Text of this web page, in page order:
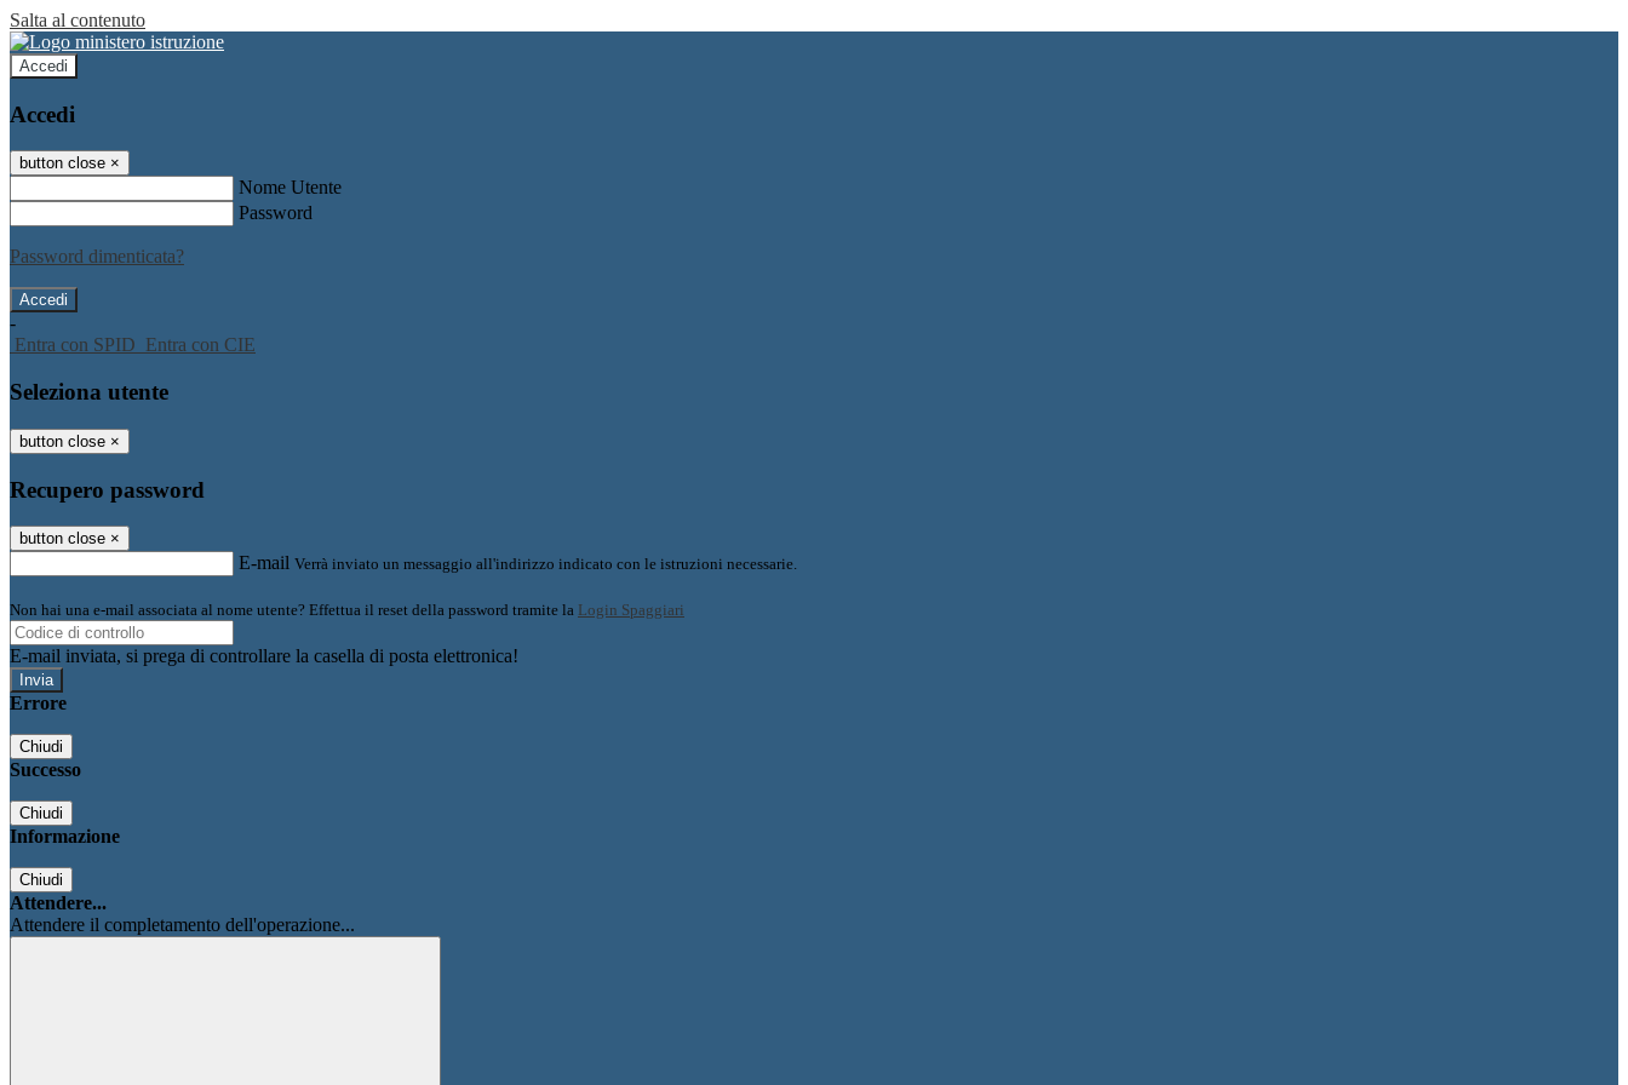
Salta al contenuto
Accedi
Accedi
button close ×
Nome Utente
Password
Password dimenticata?
-
Entra con SPID Entra con CIE
Seleziona utente
button close ×
Recupero password
button close ×
E-mail Verrà inviato un messaggio all'indirizzo indicato con le istruzioni necessarie.
Non hai una e-mail associata al nome utente? Effettua il reset della password tramite la Login Spaggiari
E-mail inviata, si prega di controllare la casella di posta elettronica!
Errore
Chiudi
Successo
Chiudi
Informazione
Chiudi
Attendere...
Attendere il completamento dell'operazione...